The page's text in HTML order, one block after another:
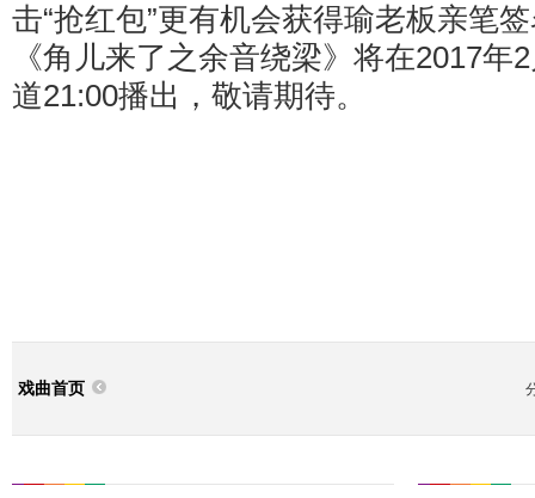
击“抢红包”更有机会获得瑜老板亲笔
《角儿来了之余音绕梁》将在2017年
道21:00播出，敬请期待。
戏曲首页